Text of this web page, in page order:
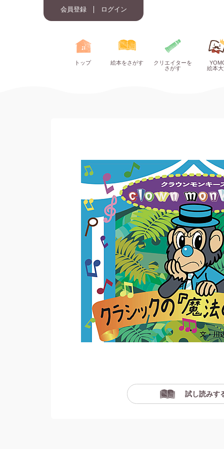
会員登録 ログイン
トップ 絵本をさがす
クリエイターを
さがす
絵本
試し読みす